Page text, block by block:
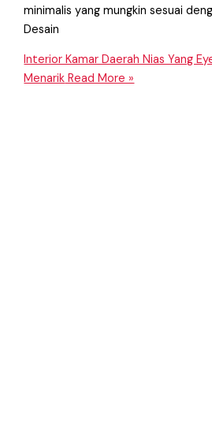
minimalis yang mungkin sesuai
Desain
Interior Kamar Daerah Nias Yang
Menarik Read More »